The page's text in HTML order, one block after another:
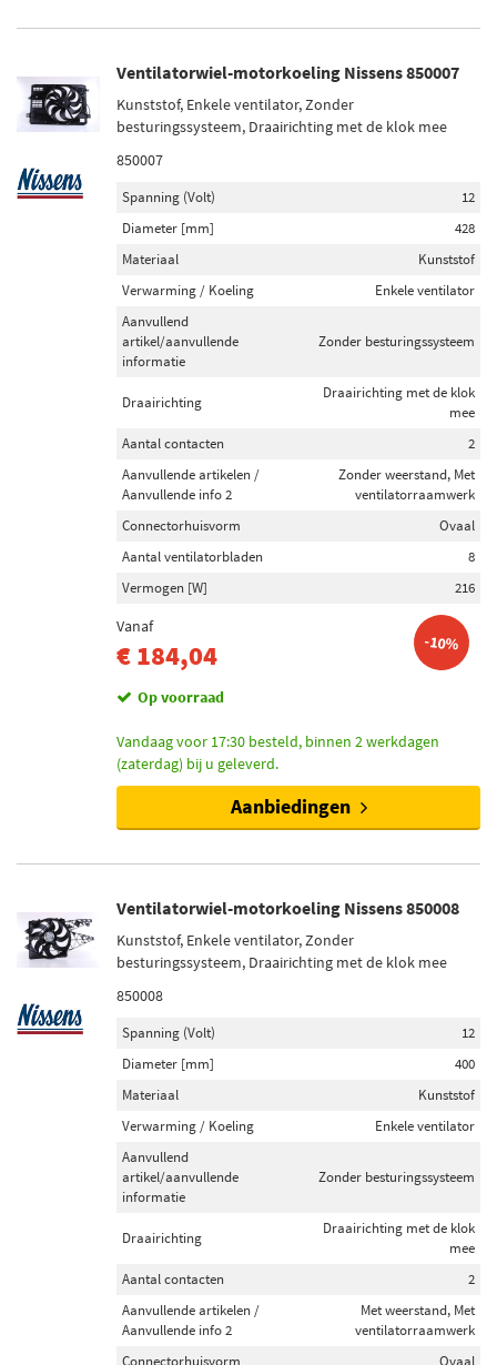
Ventilatorwiel-motorkoeling Nissens 850007
Kunststof, Enkele ventilator, Zonder
besturingssysteem, Draairichting met de klok mee
850007
Spanning (Volt)
12
Diameter [mm]
428
Materiaal
Kunststof
Verwarming / Koeling
Enkele ventilator
Aanvullend
artikel/aanvullende
informatie
Zonder besturingssysteem
Draairichting
Draairichting met de klok
mee
Aantal contacten
2
Aanvullende artikelen /
Aanvullende info 2
Zonder weerstand, Met
ventilatorraamwerk
Connectorhuisvorm
Ovaal
Aantal ventilatorbladen
8
Vermogen [W]
216
Vanaf
€ 184,04 -10%
Op voorraad
Vandaag voor 17:30 besteld, binnen 2 werkdagen
(zaterdag) bij u geleverd.
Aanbiedingen
Ventilatorwiel-motorkoeling Nissens 850008
Kunststof, Enkele ventilator, Zonder
besturingssysteem, Draairichting met de klok mee
850008
Spanning (Volt)
12
Diameter [mm]
400
Materiaal
Kunststof
Verwarming / Koeling
Enkele ventilator
Aanvullend
artikel/aanvullende
informatie
Zonder besturingssysteem
Draairichting
Draairichting met de klok
mee
Aantal contacten
2
Aanvullende artikelen /
Aanvullende info 2
Met weerstand, Met
ventilatorraamwerk
Connectorhuisvorm
Ovaal